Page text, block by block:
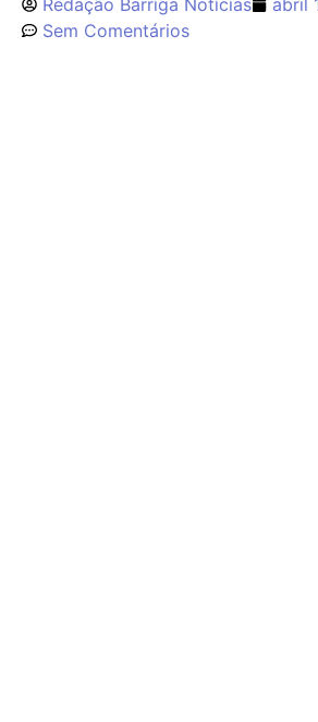
Redação Barriga Notícias
abril
Sem Comentários